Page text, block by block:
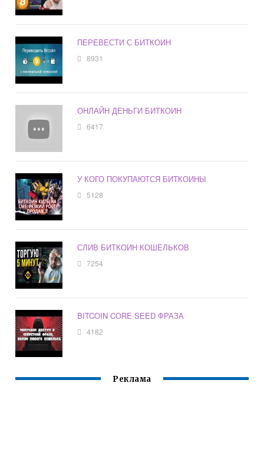
ПЕРЕВЕСТИ С БИТКОИН
8931
ОНЛАЙН ДЕНЬГИ БИТКОИН
6417
У КОГО ПОКУПАЮТСЯ БИТКОИНЫ
5128
СЛИВ БИТКОИН КОШЕЛЬКОВ
7254
BITCOIN CORE SEED ФРАЗА
4182
Реклама